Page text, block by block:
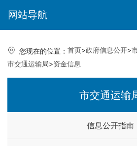
网站导航
您现在的位置： 首页>政府信息公开>
市交通运输局>资金信息
市交通运输
信息公开指南